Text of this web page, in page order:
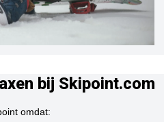
bij Skipoint.com
omdat: